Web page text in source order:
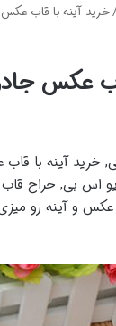
/خرید آینه با قاب
عکس
خرید آینه با
اس بی, حراج قاب
و آینه رو میزی